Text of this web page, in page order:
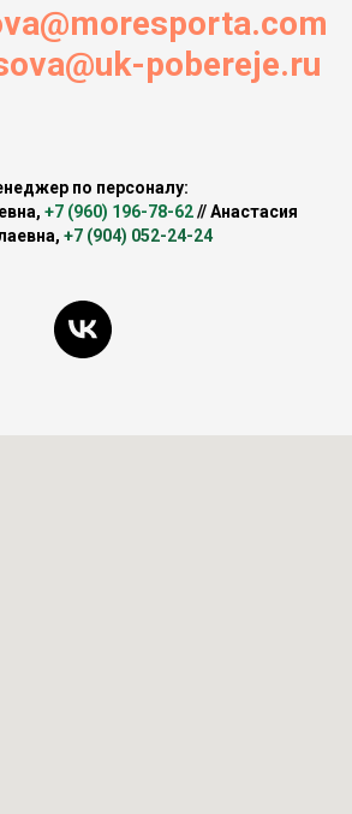
pobereje.ru
по персоналу:
+7 (960) 196-78-62// Анастасия
+7 (904) 052-24-24